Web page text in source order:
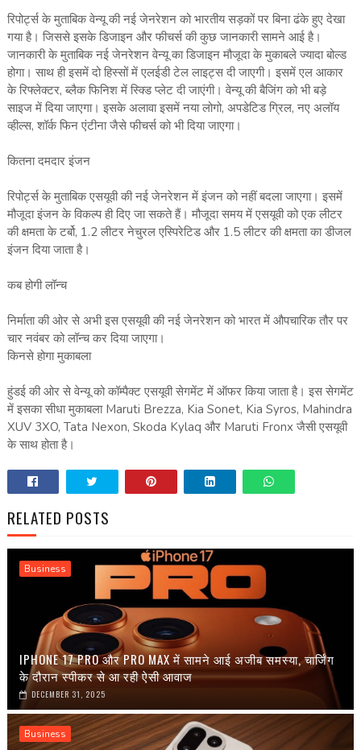
रिपोर्ट्स के मुताबिक वेन्‍यू की नई जेनरेशन को भारतीय सड़कों पर बिना ढंके हुए देखा
गया है। जिससे इसके डिजाइन और फीचर्स की कुछ जानकारी सामने आई है।
जानकारी के मुताबिक नई जेनरेशन वेन्‍यू का डिजाइन मौजूदा के मुकाबले ज्‍यादा बोल्‍ड
होगा। साथ ही इसमें दो हिस्‍सों में एलईडी टेल लाइट्स दी जाएगी। इसमें एल आकार
के रिफ्लेक्‍टर, ब्‍लैक फिनिश में स्क्डि प्‍लेट दी जाएंगी। वेन्‍यू की बैजिंग को भी बड़े
साइज में दिया जाएगा। इसके अलावा इसमें नया लोगो, अपडेटिड ग्रिल, नए अलॉय
व्‍हील्‍स, शॉर्क फिन एंटीना जैसे फीचर्स को भी दिया जाएगा।
कितना दमदार इंजन
रिपोर्ट्स के मुताबिक एसयूवी की नई जेनरेशन में इंजन को नहीं बदला जाएगा। इसमें
मौजूदा इंजन के विकल्‍प ही दिए जा सकते हैं। मौजूदा समय में एसयूवी को एक लीटर
की क्षमता के टर्बो, 1.2 लीटर नेचुरल एस्पिरेटिड और 1.5 लीटर की क्षमता का डीजल
इंजन दिया जाता है।
कब होगी लॉन्‍च
निर्माता की ओर से अभी इस एसयूवी की नई जेनरेशन को भारत में औपचारिक तौर पर
चार नवंबर को लॉन्‍च कर दिया जाएगा।
किनसे होगा मुकाबला
हुंडई की ओर से वेन्‍यू को कॉम्‍पैक्‍ट एसयूवी सेगमेंट में ऑफर किया जाता है। इस सेगमेंट
में इसका सीधा मुकाबला Maruti Brezza, Kia Sonet, Kia Syros, Mahindra
XUV 3XO, Tata Nexon, Skoda Kylaq और Maruti Fronx जैसी एसयूवी
के साथ होता है।
RELATED POSTS
Business
IPHONE 17 PRO और PRO MAX में सामने आई अजीब समस्या, चार्जिंग
के दौरान स्पीकर से आ रही ऐसी आवाज
DECEMBER 31, 2025
Business